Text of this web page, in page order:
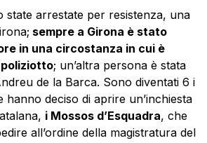
state arrestate per resistenza, una
sempre a Girona è stato
in una circostanza in cui è
; un’altra persona è stata
de la Barca. Sono diventati 6 i
hanno deciso di aprire un’inchiesta
i Mossos d’Esquadra, che
all’ordine della magistratura del